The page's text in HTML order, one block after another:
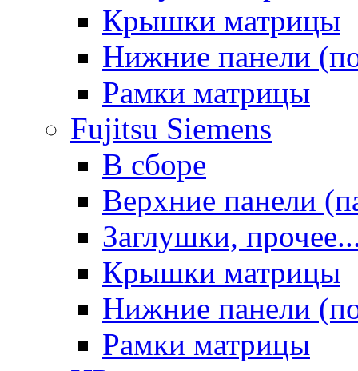
Крышки матрицы
Нижние панели
Рамки матрицы
Fujitsu Siemens
В сборе
Верхние панели
Заглушки,
Крышки матрицы
Нижние панели
Рамки матрицы